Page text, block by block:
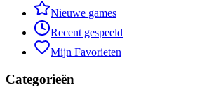
Nieuwe games
Recent gespeeld
Mijn Favorieten
Categorieën